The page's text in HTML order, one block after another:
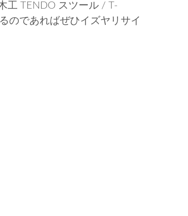
工 TENDO スツール / T-
のであればぜひイズヤリサイ